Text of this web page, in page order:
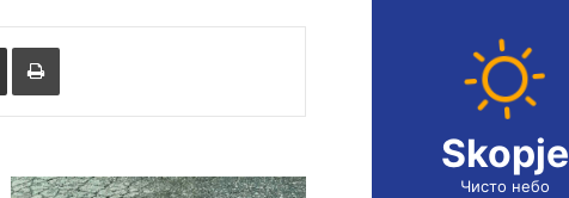
Сподели преку Е-маил Испринтај
Skopje
Чисто небо